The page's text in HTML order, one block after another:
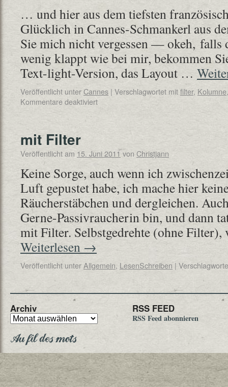
… und hier aus dem tiefsten
Glücklich in Cannes-Schmankerl aus
Sie mich nicht vergessen — okeh, falls
wenig klappt wie bei mir, bekommen
Text-light-Version, das Layout …
Veröffentlicht unterCannes | Verschlagwortet mitfilter, Kolumne
Kommentare deaktiviert
mit Filter
Veröffentlicht am 15. Juni 2011von Christjann
Keine Sorge, auch wenn ich
Luft gepustet habe, ich mache hier
Räucherstäbchen und dergleichen.
Gerne-Passivraucherin bin, und dann
mit Filter. Selbstgedrehte (ohne
Weiterlesen →
Veröffentlicht unterAllgemein, LesenSchreiben |
Archiv RSS FEED
RSS Feed abonnieren
Au fil des mots